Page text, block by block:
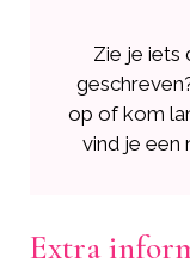
Zie je iets
op of kom
vind je een
Extra